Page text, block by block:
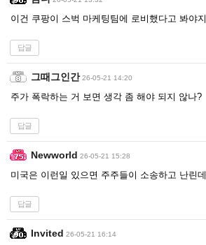
이건 쿠팡이 스벅 마케팅팀에 로비했다고 봐야지
답글
그때그인간 26-05-21 14:20
주가 폭락하는 거 보면 생각 좀 해야 되지 않나?
답글
Newworld 26-05-21 15:28
미국은 이런일 있으면 주주들이 소송하고 난린데
답글
Invited 26-05-21 16:14